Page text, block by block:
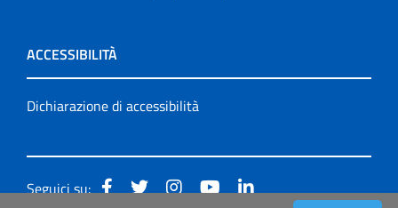
ACCESSIBILITÀ
Dichiarazione di accessibilità
Seguici su: